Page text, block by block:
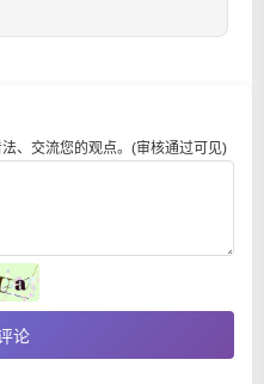
、交流您的观点。(审核通过可见)
论